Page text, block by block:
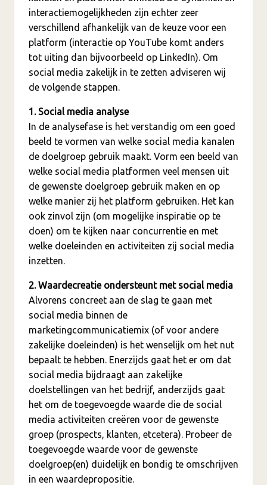
interactiemogelijkheden zijn echter zeer
verschillend afhankelijk van de keuze voor een
platform (interactie op YouTube komt anders
tot uiting dan bijvoorbeeld op LinkedIn). Om
social media zakelijk in te zetten adviseren wij
de volgende stappen.
1. Social media analyse
In de analysefase is het verstandig om een goed
beeld te vormen van welke social media kanalen
de doelgroep gebruik maakt. Vorm een beeld van
welke social media platformen veel mensen uit
de gewenste doelgroep gebruik maken en op
welke manier zij het platform gebruiken. Het kan
ook zinvol zijn (om mogelijke inspiratie op te
doen) om te kijken naar concurrentie en met
welke doeleinden en activiteiten zij social media
inzetten.
2. Waardecreatie ondersteunt met social media
Alvorens concreet aan de slag te gaan met
social media binnen de
marketingcommunicatiemix (of voor andere
zakelijke doeleinden) is het wenselijk om het nut
bepaalt te hebben. Enerzijds gaat het er om dat
social media bijdraagt aan zakelijke
doelstellingen van het bedrijf, anderzijds gaat
het om de toegevoegde waarde die de social
media activiteiten creëren voor de gewenste
groep (prospects, klanten, etcetera). Probeer de
toegevoegde waarde voor de gewenste
doelgroep(en) duidelijk en bondig te omschrijven
in een waardepropositie.